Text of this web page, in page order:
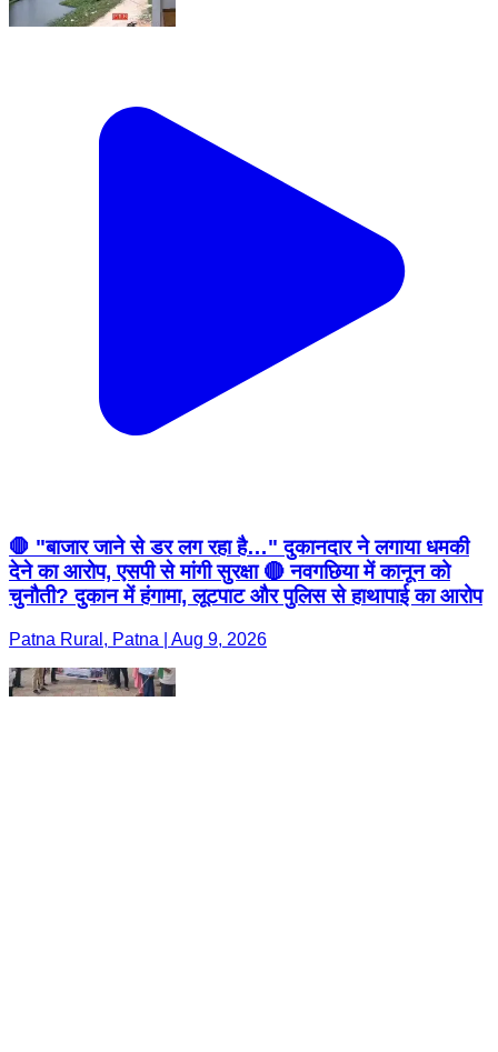
🛑 "बाजार जाने से डर लग रहा है…" दुकानदार ने लगाया धमकी
देने का आरोप, एसपी से मांगी सुरक्षा 🔴 नवगछिया में कानून को
चुनौती? दुकान में हंगामा, लूटपाट और पुलिस से हाथापाई का आरोप
Patna Rural, Patna | Aug 9, 2026